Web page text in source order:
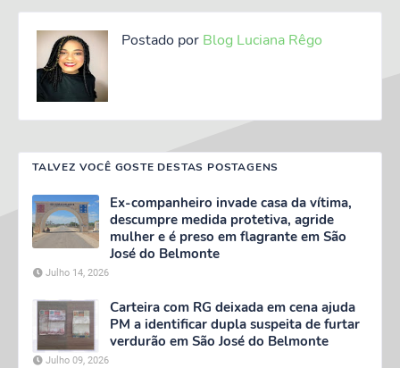
Postado por Blog Luciana Rêgo
TALVEZ VOCÊ GOSTE DESTAS POSTAGENS
Ex-companheiro invade casa da vítima,
descumpre medida protetiva, agride
mulher e é preso em flagrante em São
José do Belmonte
Julho 14, 2026
Carteira com RG deixada em cena ajuda
PM a identificar dupla suspeita de furtar
verdurão em São José do Belmonte
Julho 09, 2026